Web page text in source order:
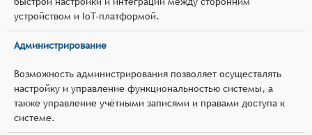
устройством и IoT-платформой.
Администрирование
Возможность администрирования позволяет осуществлять
настройку и управление функциональностью системы, а
также управление учётными записями и правами доступа к
системе.